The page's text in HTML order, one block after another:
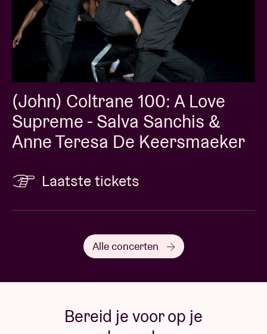
(John) Coltrane 100: A Love
Supreme - Salva Sanchis &
Anne Teresa De Keersmaeker
Laatste tickets
Alle concerten
Bereid je voor op je